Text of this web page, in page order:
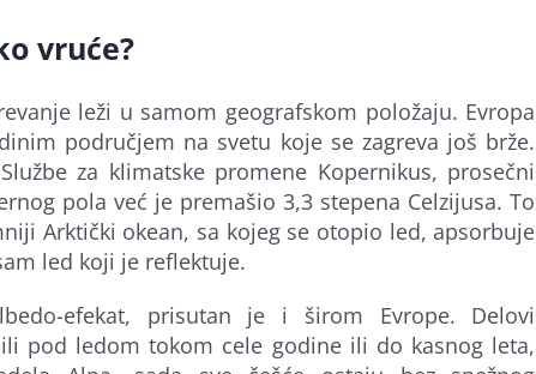
vruće?
leži u samom geografskom položaju. Evropa
područjem na svetu koje se zagreva još brže.
za klimatske promene Kopernikus, prosečni
pola već je premašio 3,3 stepena Celzijusa. To
Arktički okean, sa kojeg se otopio led, apsorbuje
led koji je reflektuje.
efekat, prisutan je i širom Evrope. Delovi
pod ledom tokom cele godine ili do kasnog leta,